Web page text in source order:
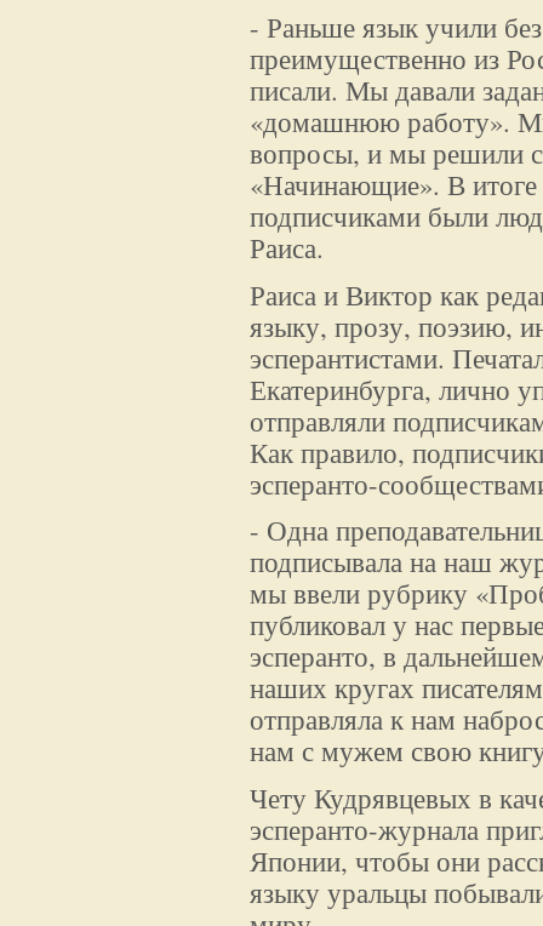
- Раньше язык учили
преимущественно из
писали. Мы давали
«домашнюю работу».
вопросы, и мы решили
«Начинающие». В
подписчиками были
Раиса.
Раиса и Виктор как
языку, прозу, поэзию,
эсперантистами.
Екатеринбурга, лично
отправляли
Как правило,
эсперанто-
- Одна
подписывала на наш
мы ввели рубрику
публиковал у нас
эсперанто, в
наших кругах
отправляла к нам
нам с мужем свою
Чету Кудрявцевых в
эсперанто-журнала
Японии, чтобы они
языку уральцы